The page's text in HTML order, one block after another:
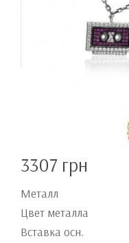
3307 грн
Металл
Цвет металла
Вставка осн.